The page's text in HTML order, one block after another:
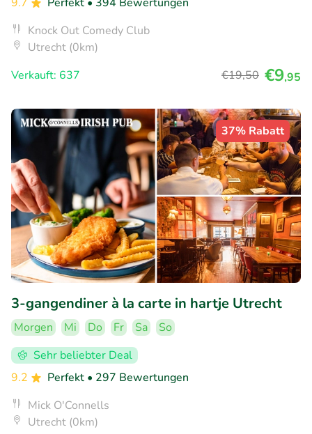
Knock Out Comedy Club
Utrecht (0km)
Verkauft: 637
€19,50 €9,95
37% Rabatt
3-gangendiner à la carte in hartje Utrecht
Morgen Mi Do Fr Sa
So
Sehr beliebter Deal
9.2
Perfekt • 297 Bewertungen
Mick O'Connells
Utrecht (0km)